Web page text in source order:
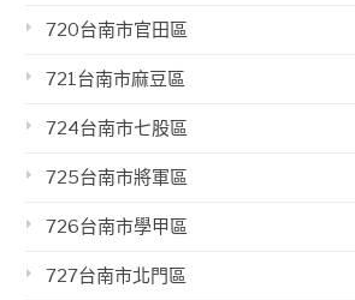
720台南市官田區
721台南市麻豆區
724台南市七股區
725台南市將軍區
726台南市學甲區
727台南市北門區